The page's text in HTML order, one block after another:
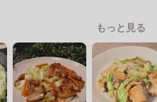
もっと見る